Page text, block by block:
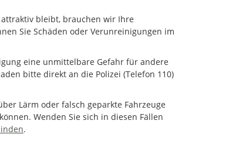
bleibt, brauchen wir Ihre
Sie Schäden oder Verunreinigungen im
eine unmittelbare Gefahr für andere
bitte direkt an die Polizei (Telefon 110)
Lärm oder falsch geparkte Fahrzeuge
Wenden Sie sich in diesen Fällen
.